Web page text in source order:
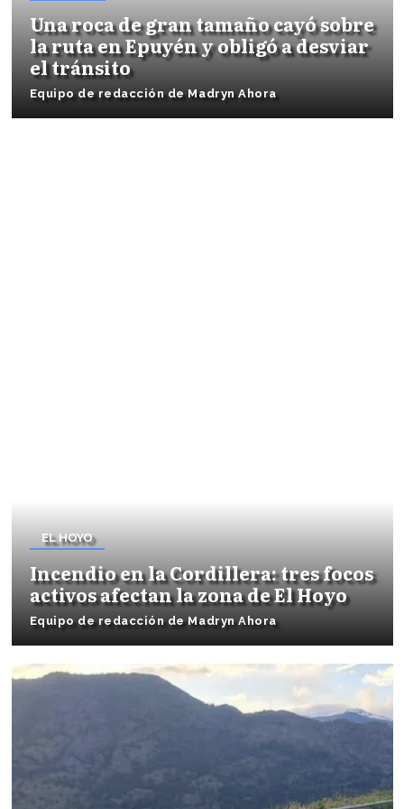
Una roca de gran tamaño cayó sobre
la ruta en Epuyén y obligó a desviar
el tránsito
Equipo de redacción de Madryn Ahora
EL HOYO
Incendio en la Cordillera: tres focos
activos afectan la zona de El Hoyo
Equipo de redacción de Madryn Ahora